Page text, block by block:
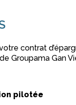
contrat
Groupama Gan
pilotée